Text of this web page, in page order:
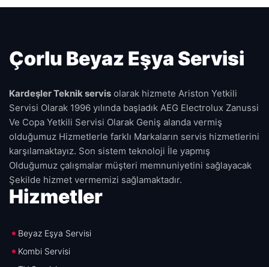
Çorlu Beyaz Eşya Servisi
Kardeşler Teknik servis olarak hizmete Ariston Yetkili
Servisi Olarak 1996 yılında başladık AEG Electrolux Zanussi
Ve Copa Yetkili Servisi Olarak Geniş alanda vermiş
olduğumuz Hizmetlerle farklı Markaların servis hizmetlerini
karşılamaktayız. Son sistem teknoloji İle yapmış
Olduğumuz çalışmalar müşteri memnuniyetini sağlayacak
Şekilde hizmet vermemizi sağlamaktadır.
Hizmetler
Beyaz Eşya Servisi
Kombi Servisi